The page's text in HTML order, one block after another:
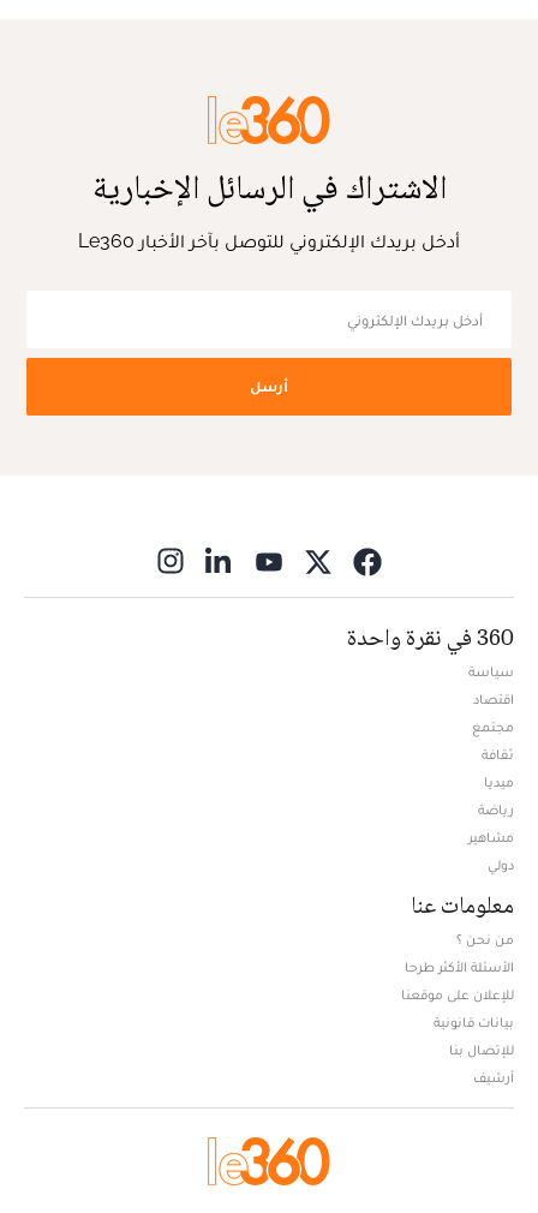
الاشتراك في الرسائل الإخبارية
أدخل بريدك الإلكتروني للتوصل بآخر الأخبار Le360
أرسل
360 في نقرة واحدة
سياسة
اقتصاد
مجتمع
ثقافة
ميديا
رياضة
مشاهير
دولي
معلومات عنا
من نحن ؟
الأسئلة الأكثر طرحا
للإعلان على موقعنا
بيانات قانونية
للإتصال بنا
أرشيف